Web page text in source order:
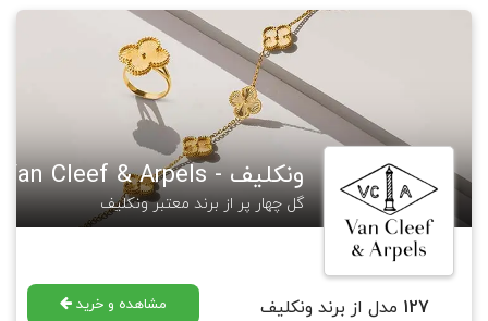
که باریکی آن دلیل اصلی مطرح شدن آن بود. جالب است بدانید نماد
معروف این برند از جک آرپل الهام گرفته شده. جک آرپل عادت داشته گل های
شبدر چهار برگ باغ خود را جمع و همراه یک شعر که به انتخاب خودش بوده، به
کارکنانش بدهد. هدف او از این کار، دادن "امیدواری" به آنها بوده. در حال حاضر
جدیدترین کالکشن این برند " هفت دریا " نام دارد.
گالری ساعتچیمجموعه ای از طرح های معروف این برند را طراحی و تولید نموده
که در لینک زیر قابل مشاهده و خرید هستند.
https://saatchico.com/VanCleef&Arples
برای مطالعه بیشتر در مورد برند ونکلیف آرپلز میتوانید به
مجله گالری ساعتچی
رجوع فرمایید.
VanCleef&Arples
ونکلیف - Van Cleef & Arpels
گل چهار پر از برند معتبر ونکلیف
127 مدل از برند ونکلیف مشاهده و خرید